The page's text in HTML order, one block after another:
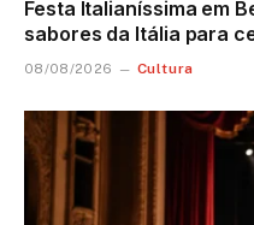
Festa Italianíssima em
sabores da Itália para
08/08/2026 Cultura